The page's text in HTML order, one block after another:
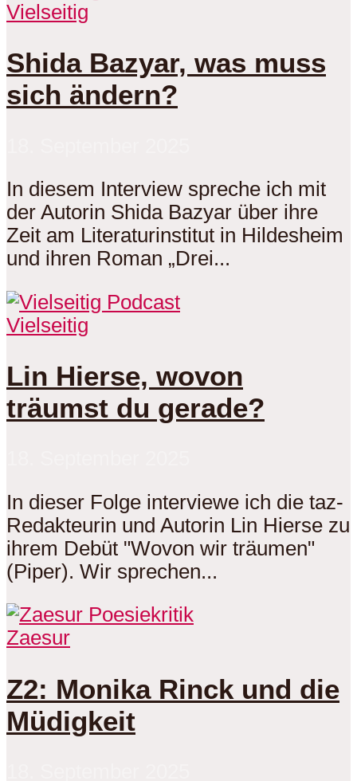
Vielseitig
Shida Bazyar, was muss
sich ändern?
In diesem Interview spreche ich mit
der Autorin Shida Bazyar über ihre
Zeit am Literaturinstitut in Hildesheim
und ihren Roman „Drei...
Vielseitig
Lin Hierse, wovon
träumst du gerade?
In dieser Folge interviewe ich die taz-
Redakteurin und Autorin Lin Hierse zu
ihrem Debüt "Wovon wir träumen"
(Piper). Wir sprechen...
Zaesur
Z2: Monika Rinck und die
Müdigkeit